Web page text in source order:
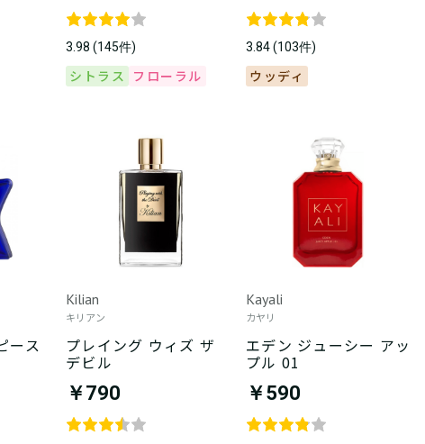
3.98 (145件)
シトラス フローラル
3.84 (103件)
ウッディ
ース
Kilian
キリアン
プレイング ウィズ ザ
デビル
￥790
Kayali
カヤリ
エデン ジューシー アッ
プル 01
￥590